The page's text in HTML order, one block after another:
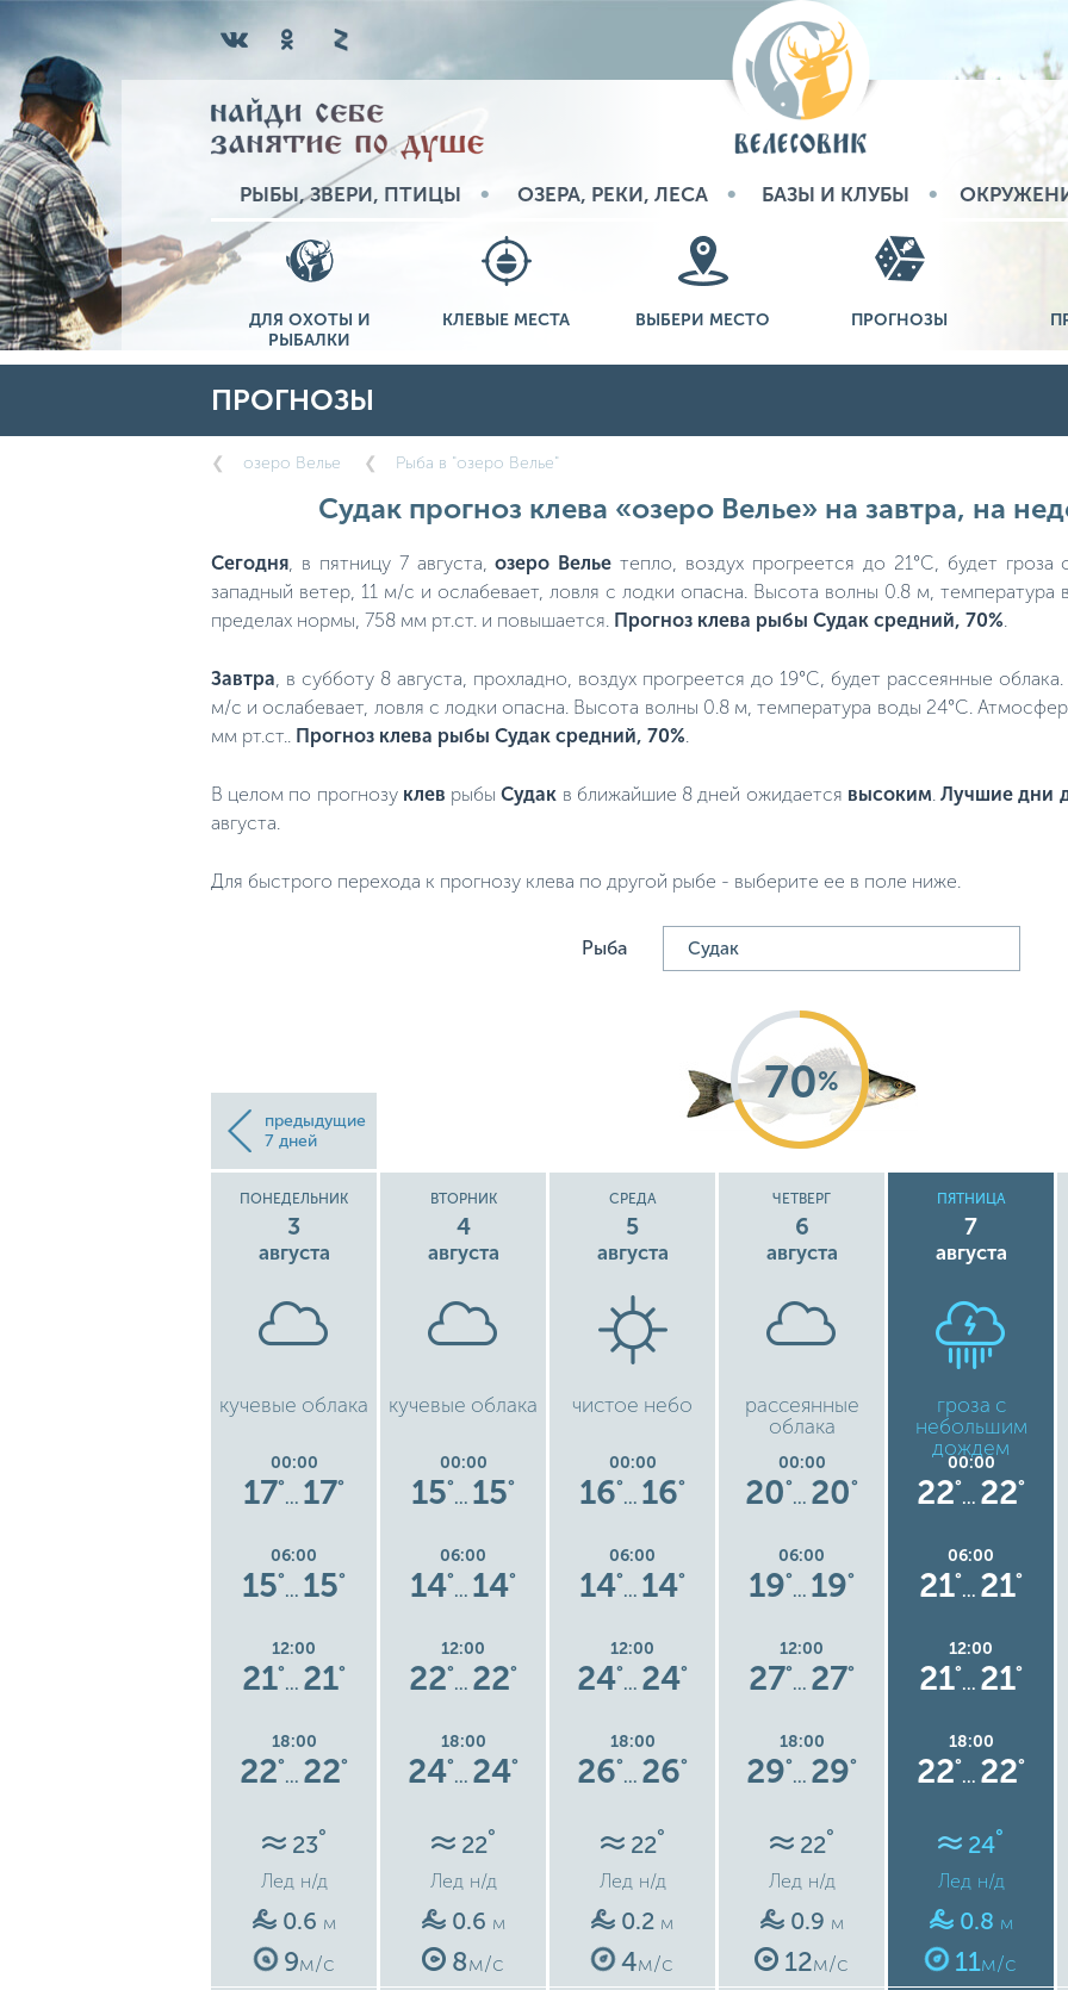
РЫБЫ, ЗВЕРИ, ПТИЦЫ ОЗЕРА, РЕКИ, ЛЕСА БАЗЫ И КЛУБЫ
ДЛЯ ОХОТЫ И
РЫБАЛКИ
КЛЕВЫЕ МЕСТА ВЫБЕРИ МЕСТО ПРОГНОЗЫ
ПРОГНОЗЫ
озеро Велье Рыба в "озеро Велье"
Судак прогноз клева «озеро Велье» на завтра, на
Сегодня , в пятницу 7 августа,озеро Велье тепло, воздух прогреется до 21°C, будет
западный ветер, 11 м/с и ослабевает, ловля с лодки опасна. Высота волны 0.8 м,
пределах нормы, 758 мм рт.ст. и повышается. Прогноз клева рыбы Судак средний, 70%
Завтра , в субботу 8 августа, прохладно, воздух прогреется до 19°C, будет рассеянные
м/с и ослабевает, ловля с лодки опасна. Высота волны 0.8 м, температура воды 24°C.
мм рт.ст.. Прогноз клева рыбы Судак средний, 70%
В целом по прогнозу клев рыбыСудак в ближайшие 8 дней ожидается высоким .Лучшие дни
августа.
Для быстрого перехода к прогнозу клева по другой рыбе - выберите ее в поле ниже.
Рыба
предыдущие
7 дней
70%
ПОНЕДЕЛЬНИК
3
августа
кучевые облака
00:00
17°
… 17°
06:00
15°
… 15°
12:00
21°
… 21°
18:00
22°
… 22°
23°
Лед н/д
0.6 м
9м/с
ВТОРНИК
4
августа
кучевые облака
00:00
15°
… 15°
06:00
14°
… 14°
12:00
22°
… 22°
18:00
24°
… 24°
22°
Лед н/д
0.6 м
8м/с
СРЕДА
5
августа
чистое небо
00:00
16°
… 16°
06:00
14°
… 14°
12:00
24°
… 24°
18:00
26°
… 26°
22°
Лед н/д
0.2 м
4м/с
ЧЕТВЕРГ
6
августа
рассеянные
облака
00:00
20°
… 20°
06:00
19°
… 19°
12:00
27°
… 27°
18:00
29°
… 29°
22°
Лед н/д
0.9 м
12м/с
ПЯТНИЦА
7
августа
гроза с
небольшим
дождем
00:00
22°
… 22°
06:00
21°
… 21°
12:00
21°
… 21°
18:00
22°
… 22°
24°
Лед н/д
0.8 м
11м/с